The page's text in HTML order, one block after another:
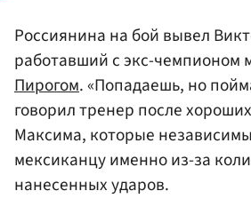
Россиянина на бой вывел
работавший с экс-чемпионом
Пирогом. «Попадаешь, но
говорил тренер после
Максима, которые
мексиканцу именно из-за
нанесенных ударов.